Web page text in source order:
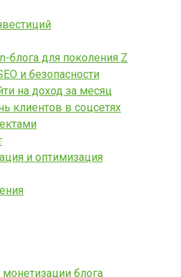
блога для поколения Z
и безопасности
на доход за месяц
клиентов в соцсетях
и оптимизация
блога